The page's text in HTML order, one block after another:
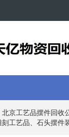
北京工艺品摆件回收
工艺品、石头摆件